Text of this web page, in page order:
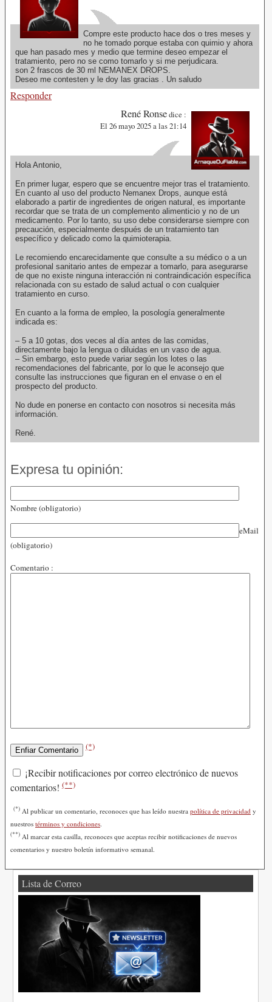
Compre este producto hace dos o tres meses y
no he tomado porque estaba con quimio y ahora
que han pasado mes y medio que termine deseo empezar el
tratamiento, pero no se como tomarlo y si me perjudicara.
son 2 frascos de 30 ml NEMANEX DROPS.
Deseo me contesten y le doy las gracias . Un saludo
Responder
René Ronsedice :
El 26 mayo 2025 a las 21:14
Hola Antonio,
En primer lugar, espero que se encuentre mejor tras el tratamiento.
En cuanto al uso del producto Nemanex Drops, aunque está
elaborado a partir de ingredientes de origen natural, es importante
recordar que se trata de un complemento alimenticio y no de un
medicamento. Por lo tanto, su uso debe considerarse siempre con
precaución, especialmente después de un tratamiento tan
específico y delicado como la quimioterapia.
Le recomiendo encarecidamente que consulte a su médico o a un
profesional sanitario antes de empezar a tomarlo, para asegurarse
de que no existe ninguna interacción ni contraindicación específica
relacionada con su estado de salud actual o con cualquier
tratamiento en curso.
En cuanto a la forma de empleo, la posología generalmente
indicada es:
– 5 a 10 gotas, dos veces al día antes de las comidas,
directamente bajo la lengua o diluidas en un vaso de agua.
– Sin embargo, esto puede variar según los lotes o las
recomendaciones del fabricante, por lo que le aconsejo que
consulte las instrucciones que figuran en el envase o en el
prospecto del producto.
No dude en ponerse en contacto con nosotros si necesita más
información.
René.
Expresa tu opinión:
Nombre (obligatorio)
eMail
(obligatorio)
Comentario :
(*)
¡Recibir notificaciones por correo electrónico de nuevos
comentarios! (**)
(*) Al publicar un comentario, reconoces que has leído nuestra política de privacidad y
nuestros términos y condiciones.
(**) Al marcar esta casilla, reconoces que aceptas recibir notificaciones de nuevos
comentarios y nuestro boletín informativo semanal.
Lista de Correo